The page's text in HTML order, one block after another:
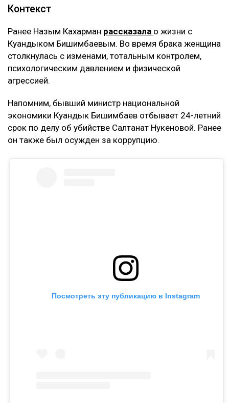
Контекст
Ранее Назым Кахарман рассказала о жизни с
Куандыком Бишимбаевым. Во время брака женщина
столкнулась с изменами, тотальным контролем,
психологическим давлением и физической
агрессией.
Напомним, бывший министр национальной
экономики Куандык Бишимбаев отбывает 24-летний
срок по делу об убийстве Салтанат Нукеновой. Ранее
он также был осужден за коррупцию.
Посмотреть эту публикацию в Instagram